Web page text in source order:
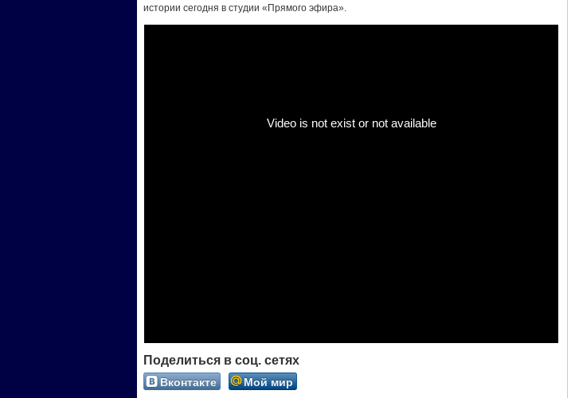
истории сегодня в студии «Прямого эфира».
Поделиться в соц. сетях
Вконтакте Мой мир